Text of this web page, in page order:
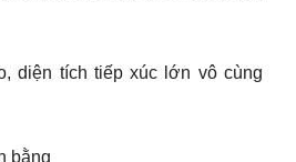
diện tích tiếp xúc lớn vô cùng
bằng